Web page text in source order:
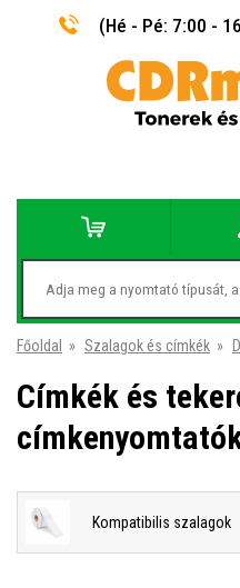
(Hé - Pé: 7:00 -
Főoldal » Szalagok és címkék »
Címkék és
Kompatibilis szalagok